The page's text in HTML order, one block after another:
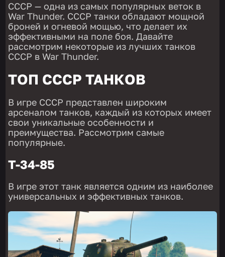
СССР — одна из самых популярных веток в
War Thunder. СССР танки обладают мощной
броней и огневой мощью, что делает их
эффективными на поле боя. Давайте
рассмотрим некоторые из лучших танков
СССР в War Thunder.
ТОП СССР ТАНКОВ
В игре СССР представлен широким
арсеналом танков, каждый из которых имеет
свои уникальные особенности и
преимущества. Рассмотрим самые
популярные.
Т-34-85
В игре этот танк является одним из наиболее
универсальных и эффективных танков.